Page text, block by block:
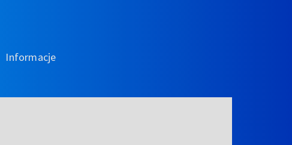
Informacje